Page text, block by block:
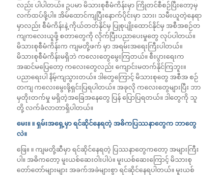
လည်း ပါပါတယ်။ ဥပမာ မိသားစုစီမံကိန်းမှာ ကြိုတင်စီစဉ်ပြီးတော့မှ
လက်ထပ်ဖို့ပါ။ အိမ်ထောင်ကျပြီးနောက်ပိုင်းမှာ သား၊ သမီးယူတဲ့နေရာ
မှာလည်း စီမံကိန်းနဲ့ ကိုယ်တတ်နိုင်မှ ပြုစုပျိုးထောင်နိုင်မှ အစီအစဉ်တ
ကျကလေးယူဖို့ စတာတွေကို လိုက်ပြီးပညာပေးမှုတွေ လုပ်ပါတယ်။
မိသားစုစီမံကိန်းက ကျမတို့ဖက် မှာ အရမ်းအရေးကြီးပါတယ်။
မိသားစုစီမံကိန်းမရှိဘဲ ကလေးတွေမွေးကြတယ်။ စီးပွားရေးက
အဆင်မပြေတော့ ကလေးတွေလည်း ကျောင်းမတက်နိုင်ကြဘူး။
ပညာရေးပါ နိမ့်ကျသွားတယ်။ ဒါတွေကြောင့် မိသားစုတွေ အစီအ စဉ်
တကျ ကလေးမွေးဖို့ရှင်းပြရပါတယ်။ အခုလို ကလေးတွေများပြီး ဘာ
မှတိုးတက်မှု မရှိတဲ့အခြေအနေတွေ ပြန် ပြောပြရတယ်။ ဒါတွေကို သူ
တို့ လက်ခံလာတာရှိပါတယ်။
မေး။ ။ ရှမ်းအရှေ့မှာ ရင်ဆိုင်နေရတဲ့ အဓိကပြဿနာတွေက ဘာတွေ
လဲ။
ဖြေ။ ။ ကျမတို့ဆီမှာ ရင်ဆိုင်နေရတဲ့ ပြဿနာတွေကတော့ အများကြီး
ပါ။ အဓိကတော့ မူးယစ်ဆေးဝါးပါပဲ။ မူးယစ်ဆေးကြောင့် မိသားစု
တော်တော်များများ အခက်အခဲများစွာ ရင်ဆိုင်နေရပါတယ်။ မူးယစ်